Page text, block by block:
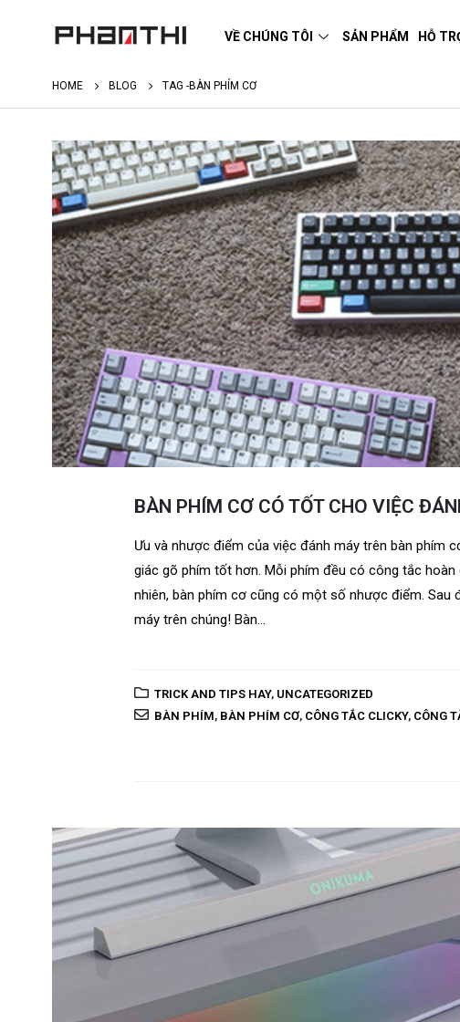
VỀ CHÚNG TÔI SẢN PHẨM HỖ
HOME BLOG TAG -BÀN PHÍM CƠ
BÀN PHÍM CƠ CÓ TỐT CHO VIỆC
Ưu và nhược điểm của việc đánh máy trên bàn phím
giác gõ phím tốt hơn. Mỗi phím đều có công tắc
nhiên, bàn phím cơ cũng có một số nhược điểm. Sau
máy trên chúng! Bàn...
TRICK AND TIPS HAY, UNCATEGORIZED
BÀN PHÍM, BÀN PHÍM CƠ, CÔNG TẮC CLICKY, CÔNG